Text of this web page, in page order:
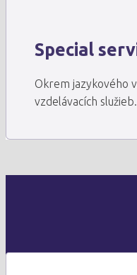
Special
Okrem jazykového
vzdelávacích služieb.